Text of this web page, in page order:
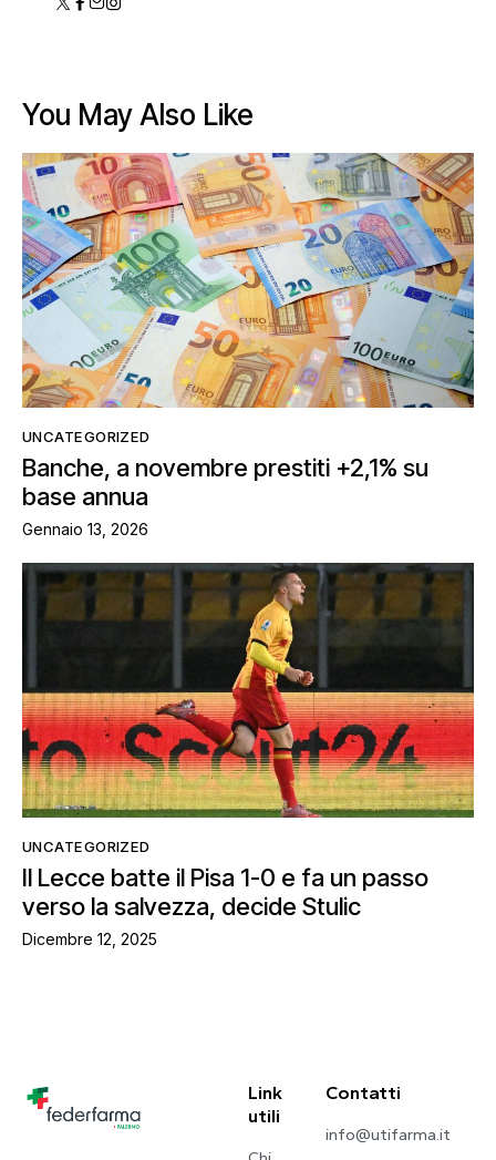
You May Also Like
UNCATEGORIZED
Banche, a novembre prestiti +2,1% su
base annua
Gennaio 13, 2026
UNCATEGORIZED
Il Lecce batte il Pisa 1-0 e fa un passo
verso la salvezza, decide Stulic
Dicembre 12, 2025
Link
utili
Contatti
info@utifarma.it